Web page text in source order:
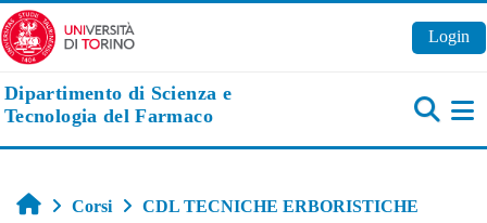
Vai al contenuto principale
Login
Dipartimento di Scienza e
Tecnologia del Farmaco
Home
Corsi CDL TECNICHE ERBORISTICHE